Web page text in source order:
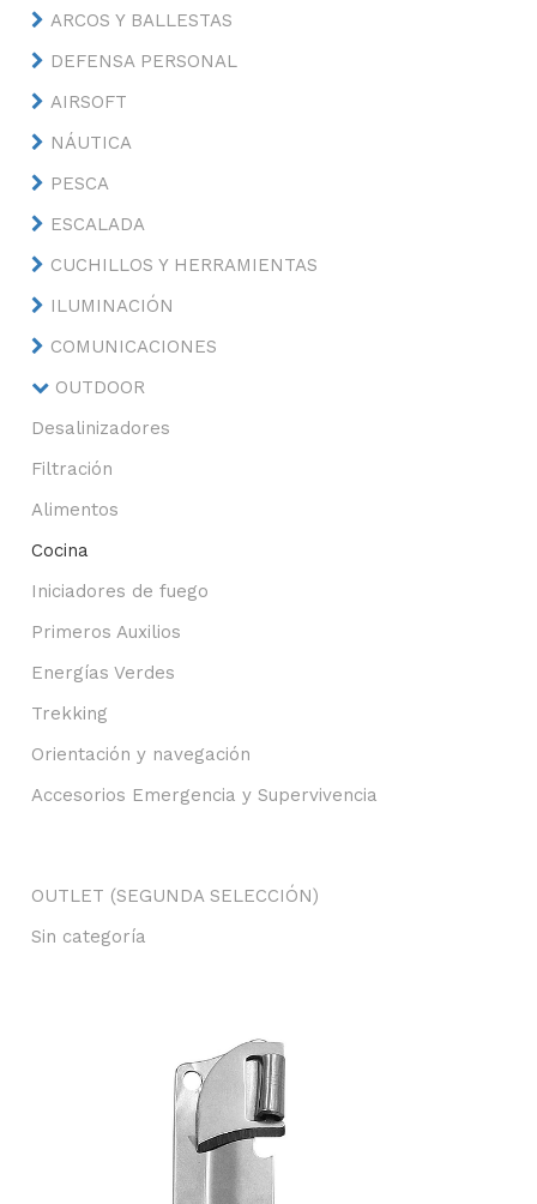
ARCOS Y BALLESTAS
DEFENSA PERSONAL
AIRSOFT
NÁUTICA
PESCA
ESCALADA
CUCHILLOS Y HERRAMIENTAS
ILUMINACIÓN
COMUNICACIONES
OUTDOOR
Desalinizadores
Filtración
Alimentos
Cocina
Iniciadores de fuego
Primeros Auxilios
Energías Verdes
Trekking
Orientación y navegación
Accesorios Emergencia y Supervivencia
OUTLET (SEGUNDA SELECCIÓN)
Sin categoría